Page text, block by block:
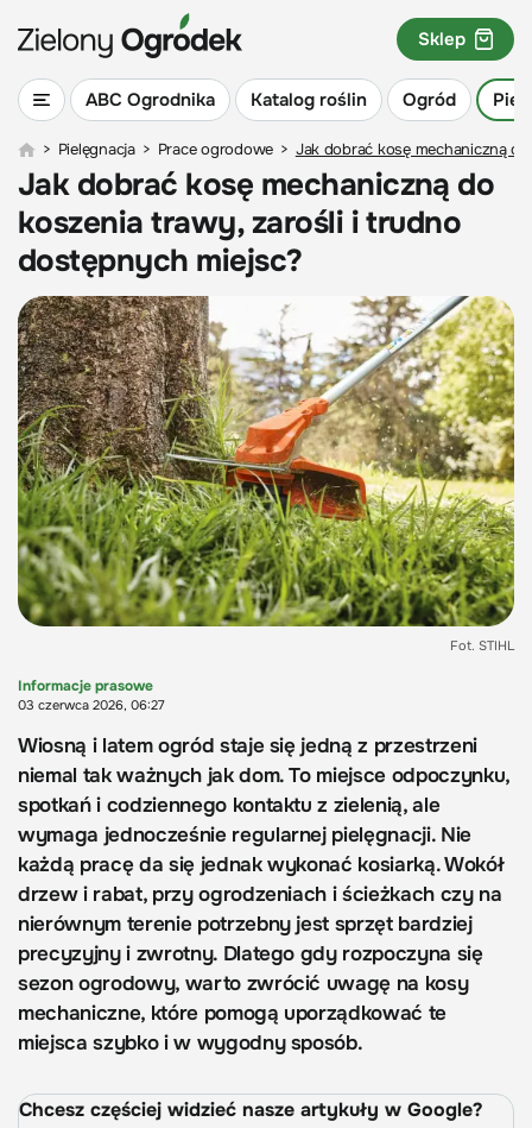
ABC Ogrodnika Katalog roślin Ogród
Sklep
> Pielęgnacja > Prace ogrodowe > Jak dobrać kosę mechaniczną
Jak dobrać kosę mechaniczną do
koszenia trawy, zarośli i trudno
dostępnych miejsc?
Fot. STIHL
Informacje prasowe
03 czerwca 2026, 06:27
Wiosną i latem ogród staje się jedną z przestrzeni
niemal tak ważnych jak dom. To miejsce odpoczynku,
spotkań i codziennego kontaktu z zielenią, ale
wymaga jednocześnie regularnej pielęgnacji. Nie
każdą pracę da się jednak wykonać kosiarką. Wokół
drzew i rabat, przy ogrodzeniach i ścieżkach czy na
nierównym terenie potrzebny jest sprzęt bardziej
precyzyjny i zwrotny. Dlatego gdy rozpoczyna się
sezon ogrodowy, warto zwrócić uwagę na kosy
mechaniczne, które pomogą uporządkować te
miejsca szybko i w wygodny sposób.
Chcesz częściej widzieć nasze artykuły w Google?